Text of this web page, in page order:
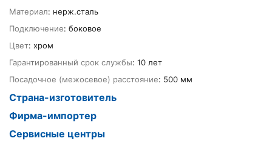
Материал: нерж.сталь
Подключение: боковое
Цвет: хром
Гарантированный срок службы: 10 лет
Посадочное (межосевое) расстояние: 500 мм
Страна-изготовитель
Фирма-импортер
Сервисные центры